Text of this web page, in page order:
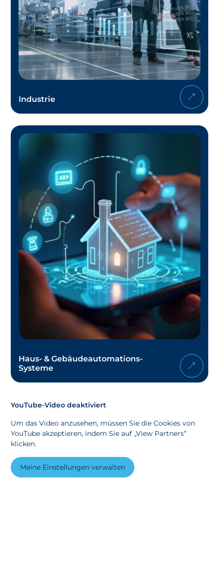
Industrie
Haus- & Gebäudeautomations-
Systeme
YouTube-Video deaktiviert
Um das Video anzusehen, müssen Sie die Cookies von
YouTube akzeptieren, indem Sie auf „View Partners“
klicken.
Meine Einstellungen verwalten